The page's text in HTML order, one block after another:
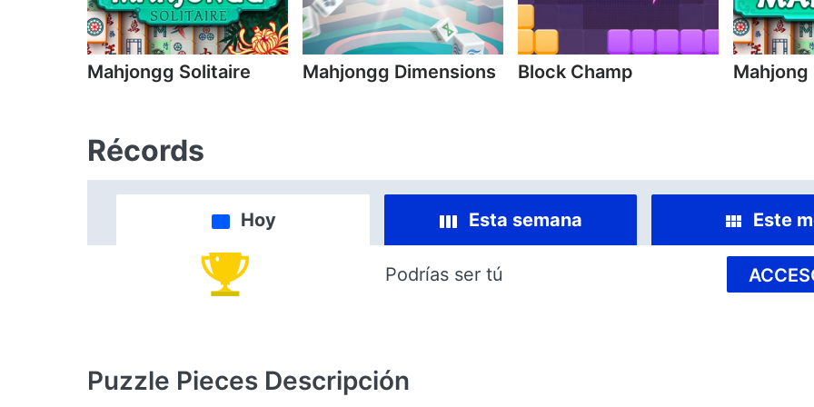
Mahjongg Solitaire Mahjongg Dimensions Block Champ Mahjong
Récords
Hoy Esta semana Este
Podrías ser tú
Puzzle Pieces Descripción